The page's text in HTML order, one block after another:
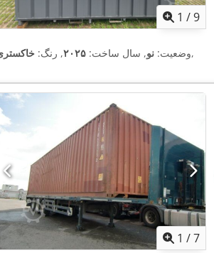
1 /9
وضعیت: نو, سال ساخت: ۲۰۲۵, رنگ: ,
1 /7